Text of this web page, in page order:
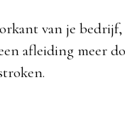
van je
afleiding meer